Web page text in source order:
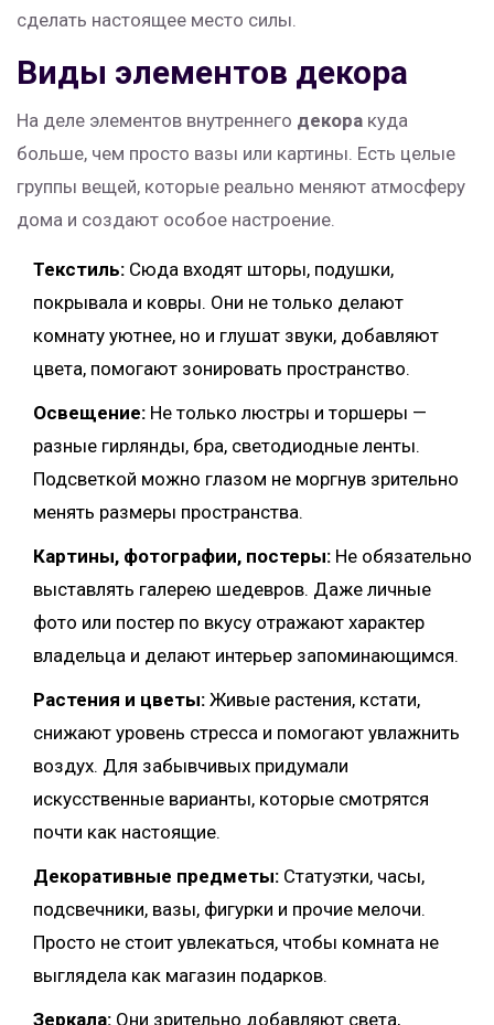
сделать настоящее место силы.
Виды элементов декора
На деле элементов внутреннего декора куда
больше, чем просто вазы или картины. Есть целые
группы вещей, которые реально меняют атмосферу
дома и создают особое настроение.
Текстиль: Сюда входят шторы, подушки,
покрывала и ковры. Они не только делают
комнату уютнее, но и глушат звуки, добавляют
цвета, помогают зонировать пространство.
Освещение: Не только люстры и торшеры —
разные гирлянды, бра, светодиодные ленты.
Подсветкой можно глазом не моргнув зрительно
менять размеры пространства.
Картины, фотографии, постеры: Не обязательно
выставлять галерею шедевров. Даже личные
фото или постер по вкусу отражают характер
владельца и делают интерьер запоминающимся.
Растения и цветы: Живые растения, кстати,
снижают уровень стресса и помогают увлажнить
воздух. Для забывчивых придумали
искусственные варианты, которые смотрятся
почти как настоящие.
Декоративные предметы: Статуэтки, часы,
подсвечники, вазы, фигурки и прочие мелочи.
Просто не стоит увлекаться, чтобы комната не
выглядела как магазин подарков.
Зеркала: Они зрительно добавляют света,